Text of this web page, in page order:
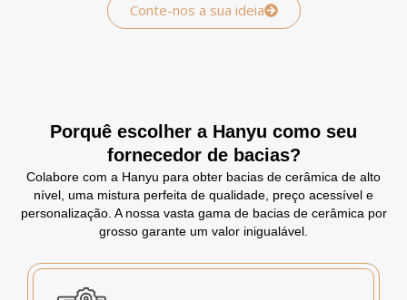
Conte-nos a sua ideia
Porquê escolher a Hanyu como seu
fornecedor de bacias?
Colabore com a Hanyu para obter bacias de cerâmica de alto
nível, uma mistura perfeita de qualidade, preço acessível e
personalização. A nossa vasta gama de bacias de cerâmica por
grosso garante um valor inigualável.